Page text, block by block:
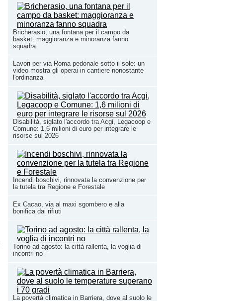
Bricherasio, una fontana per il campo da
basket: maggioranza e minoranza fanno
squadra
Lavori per via Roma pedonale sotto il sole: un
video mostra gli operai in cantiere nonostante
l'ordinanza
Disabilità, siglato l'accordo tra Acgi, Legacoop e
Comune: 1,6 milioni di euro per integrare le
risorse sul 2026
Incendi boschivi, rinnovata la convenzione per
la tutela tra Regione e Forestale
Ex Cacao, via al maxi sgombero e alla
bonifica dai rifiuti
Torino ad agosto: la città rallenta, la voglia di
incontri no
La povertà climatica in Barriera, dove al suolo le